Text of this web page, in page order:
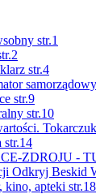
str.1
str.4
str.9
str.10
str.14
ZDROJU -
Odkryj Beskid
kino, apteki str.18